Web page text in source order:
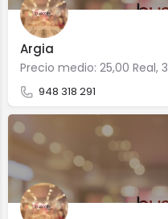
Argia
Precio medio: 25,00 Real,
948 318 291